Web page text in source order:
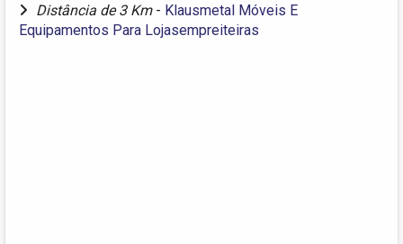
Distância de 3 Km - Klausmetal Móveis E
Equipamentos Para Lojasempreiteiras